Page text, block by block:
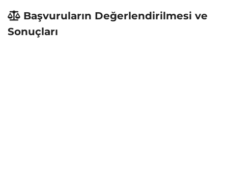
Başvuruların Değerlendirilmesi ve
Sonuçları